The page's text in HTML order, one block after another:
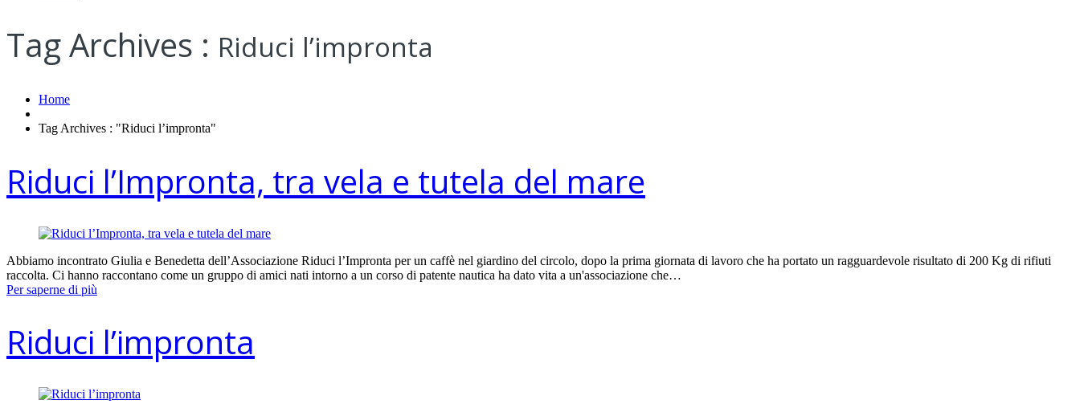
Tag Archives : Riduci l’impronta
Home
Tag Archives : "Riduci l’impronta"
Riduci l’Impronta, tra vela e tutela del mare
Abbiamo incontrato Giulia e Benedetta dell’Associazione Riduci l’Impronta per un caffè nel giardino del circolo, dopo la prima giornata di lavoro che ha portato un ragguardevole risultato di 200 Kg di rifiuti
raccolta. Ci hanno raccontano come un gruppo di amici nati intorno a un corso di patente nautica ha dato vita a un'associazione che…
Per saperne di più
Riduci l’impronta